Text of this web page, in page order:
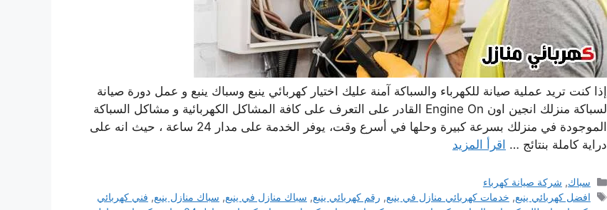
إذا كنت تريد عملية صيانة للكهرباء والسباكة آمنة عليك اختيار كهربائي ينبع وسباك ينبع و عمل دورة صيانة
لسباكة منزلك انجين اون Engine On القادر على التعرف على كافة المشاكل الكهربائية و مشاكل السباكة
الموجودة في منزلك بسرعة كبيرة وحلها في أسرع وقت، يوفر الخدمة على مدار 24 ساعة ، حيث انه على
دراية كاملة بنتائج … اقرأ المزيد
التصنيفات
سباك, شركة صيانة كهرباء
الوسوم
افضل كهربائي ينبع, خدمات كهربائي منازل في ينبع, رقم كهربائي ينبع, سباك منازل في ينبع, سباك منازل ينبع, فني كهربائي